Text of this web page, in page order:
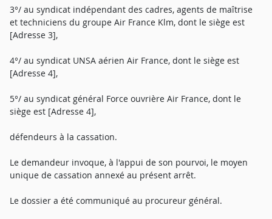
3°/ au syndicat indépendant des cadres, agents de maîtrise
et techniciens du groupe Air France Klm, dont le siège est
[Adresse 3],
4°/ au syndicat UNSA aérien Air France, dont le siège est
[Adresse 4],
5°/ au syndicat général Force ouvrière Air France, dont le
siège est [Adresse 4],
défendeurs à la cassation.
Le demandeur invoque, à l'appui de son pourvoi, le moyen
unique de cassation annexé au présent arrêt.
Le dossier a été communiqué au procureur général.